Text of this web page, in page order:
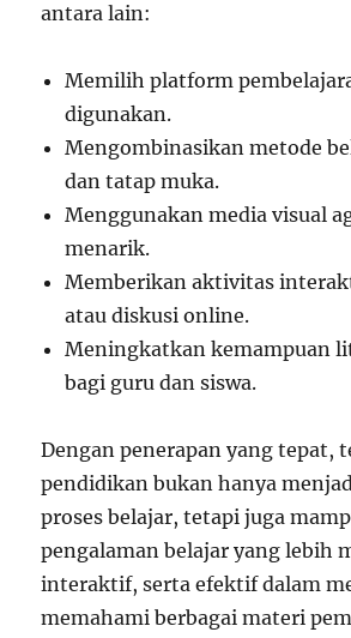
antara lain:
Memilih platform
digunakan.
Mengombinasikan metode
dan tatap muka.
Menggunakan media visual
menarik.
Memberikan aktivitas
atau diskusi online.
Meningkatkan kemampuan
bagi guru dan siswa.
Dengan penerapan yang tepat,
pendidikan bukan hanya
proses belajar, tetapi juga
pengalaman belajar yang lebih
interaktif, serta efektif dalam
memahami berbagai materi